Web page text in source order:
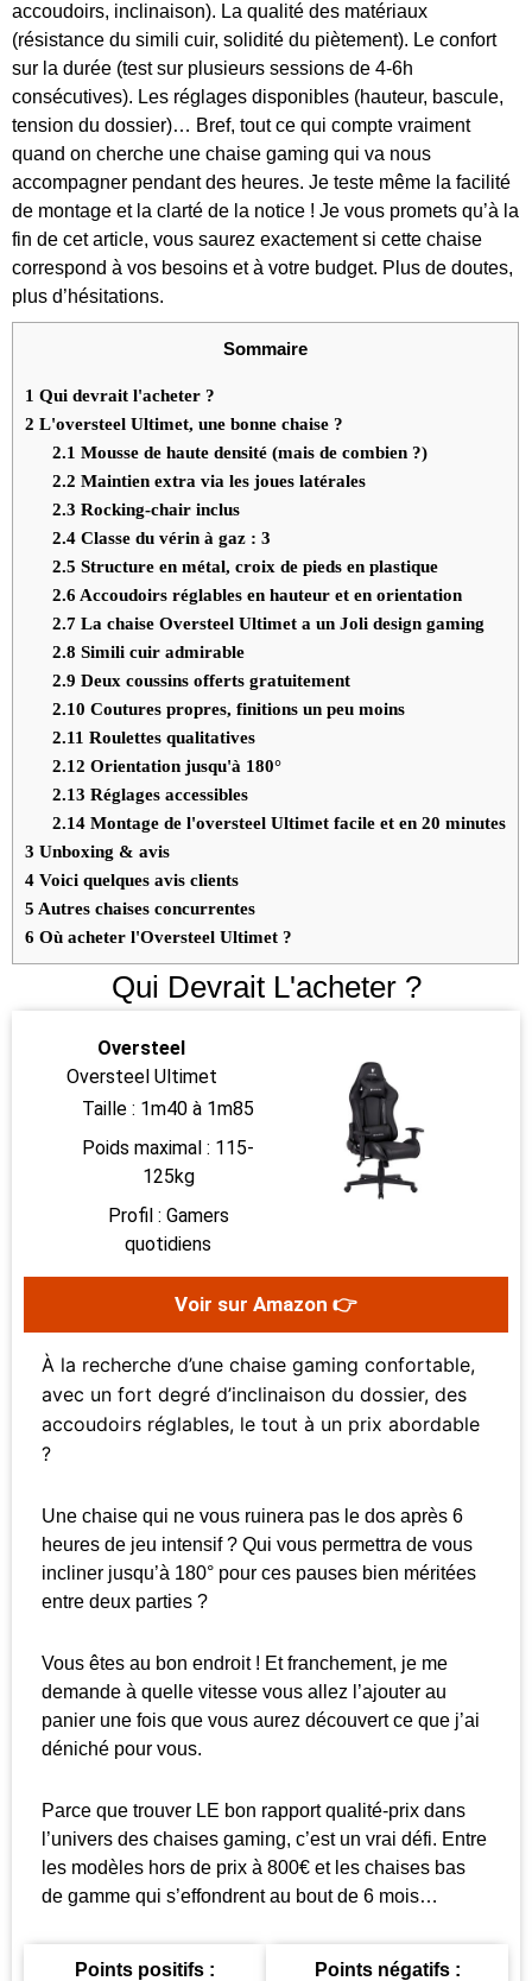
accoudoirs, inclinaison). La qualité des matériaux
(résistance du simili cuir, solidité du piètement). Le confort
sur la durée (test sur plusieurs sessions de 4-6h
consécutives). Les réglages disponibles (hauteur, bascule,
tension du dossier)… Bref, tout ce qui compte vraiment
quand on cherche une chaise gaming qui va nous
accompagner pendant des heures. Je teste même la facilité
de montage et la clarté de la notice ! Je vous promets qu’à la
fin de cet article, vous saurez exactement si cette chaise
correspond à vos besoins et à votre budget. Plus de doutes,
plus d’hésitations.
Sommaire
1 Qui devrait l'acheter ?
2 L'oversteel Ultimet, une bonne chaise ?
2.1 Mousse de haute densité (mais de combien ?)
2.2 Maintien extra via les joues latérales
2.3 Rocking-chair inclus
2.4Classe du vérin à gaz : 3
2.5 Structure en métal, croix de pieds en plastique
2.6 Accoudoirs réglables en hauteur et en orientation
2.7La chaise Oversteel Ultimet a un Joli design gaming
2.8 Simili cuir admirable
2.9 Deux coussins offerts gratuitement
2.10 Coutures propres, finitions un peu moins
2.11 Roulettes qualitatives
2.12 Orientation jusqu'à 180°
2.13 Réglages accessibles
2.14Montage de l'oversteel Ultimet facile et en 20 minutes
3 Unboxing & avis
4 Voici quelques avis clients
5 Autres chaises concurrentes
6 Où acheter l'Oversteel Ultimet ?
Qui Devrait L'acheter ?
Oversteel
Oversteel Ultimet
Taille : 1m40 à 1m85
Poids maximal : 115-
125kg
Profil : Gamers
quotidiens
Voir sur Amazon 👉
À la recherche d’une chaise gaming confortable,
avec un fort degré d’inclinaison du dossier, des
accoudoirs réglables, le tout à un prix abordable
?
Une chaise qui ne vous ruinera pas le dos après 6
heures de jeu intensif ? Qui vous permettra de vous
incliner jusqu’à 180° pour ces pauses bien méritées
entre deux parties ?
Vous êtes au bon endroit ! Et franchement, je me
demande à quelle vitesse vous allez l’ajouter au
panier une fois que vous aurez découvert ce que j’ai
déniché pour vous.
Parce que trouver LE bon rapport qualité-prix dans
l’univers des chaises gaming, c’est un vrai défi. Entre
les modèles hors de prix à 800€ et les chaises bas
de gamme qui s’effondrent au bout de 6 mois…
Points positifs : Points négatifs :